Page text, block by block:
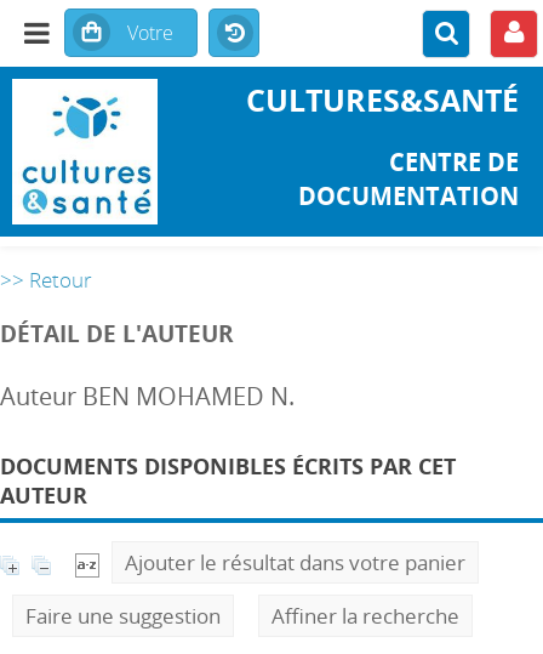
CULTURES&SANTÉ
CENTRE DE
DOCUMENTATION
>> Retour
DÉTAIL DE L'AUTEUR
Auteur BEN MOHAMED N.
DOCUMENTS DISPONIBLES ÉCRITS PAR CET
AUTEUR
Ajouter le résultat dans votre panier
Faire une suggestion
Affiner la recherche